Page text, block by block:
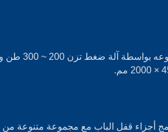
تُثقب الأجزاء المطبوعه
أجزاء قفل الباب مع مجموعة متنوعة من